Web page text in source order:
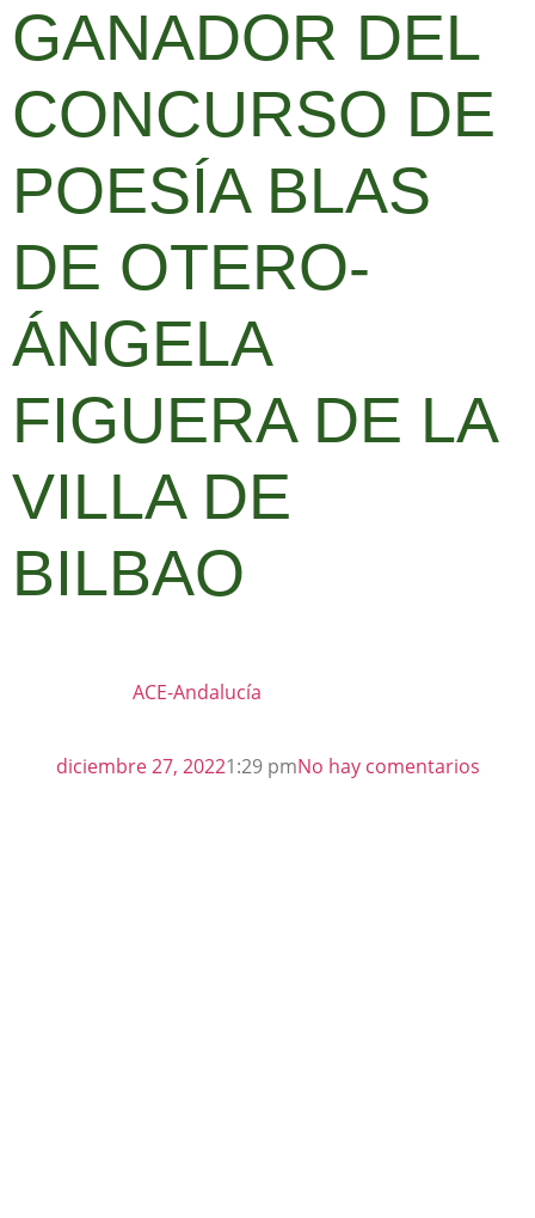
GANADOR DEL
CONCURSO DE
POESÍA BLAS
DE OTERO-
ÁNGELA
FIGUERA DE LA
VILLA DE
BILBAO
ACE-Andalucía
diciembre 27, 20221:29 pmNo hay comentarios